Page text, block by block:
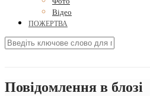
Відео
ПОЖЕРТВА
Повідомлення в блозі